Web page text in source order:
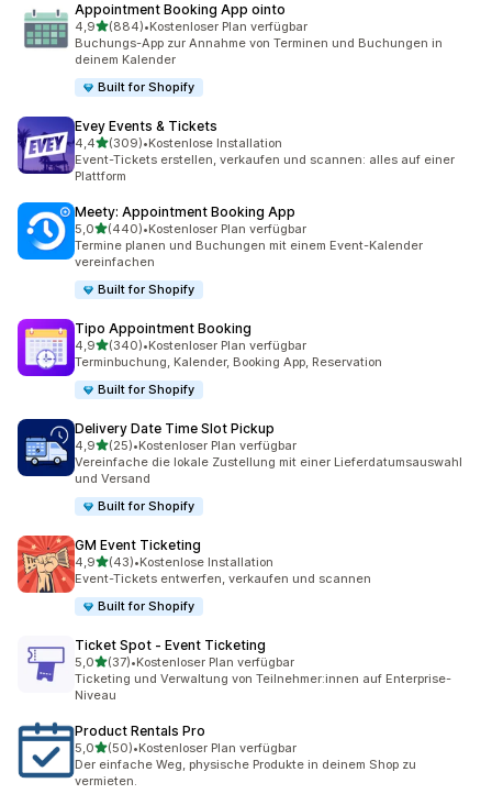
Appointment Booking App ointo
4,9von 5 Sternen
(884)
884 Rezensionen insgesamt
•Kostenloser Plan verfügbar
Buchungs-App zur Annahme von Terminen und Buchungen in
deinem Kalender
Built for Shopify
Evey Events & Tickets
4,4von 5 Sternen
(309)
309 Rezensionen insgesamt
•Kostenlose Installation
Event-Tickets erstellen, verkaufen und scannen: alles auf einer
Plattform
Meety: Appointment Booking App
5,0von 5 Sternen
(440)
440 Rezensionen insgesamt
•Kostenloser Plan verfügbar
Termine planen und Buchungen mit einem Event-Kalender
vereinfachen
Built for Shopify
Tipo Appointment Booking
4,9von 5 Sternen
(340)
340 Rezensionen insgesamt
•Kostenloser Plan verfügbar
Terminbuchung, Kalender, Booking App, Reservation
Built for Shopify
Delivery Date Time Slot Pickup
4,9von 5 Sternen
(25)
25 Rezensionen insgesamt
•Kostenloser Plan verfügbar
Vereinfache die lokale Zustellung mit einer Lieferdatumsauswahl
und Versand
Built for Shopify
GM Event Ticketing
4,9von 5 Sternen
(43)
43 Rezensionen insgesamt
•Kostenlose Installation
Event-Tickets entwerfen, verkaufen und scannen
Built for Shopify
Ticket Spot ‑ Event Ticketing
5,0von 5 Sternen
(37)
37 Rezensionen insgesamt
•Kostenloser Plan verfügbar
Ticketing und Verwaltung von Teilnehmer:innen auf Enterprise-
Niveau
Product Rentals Pro
5,0von 5 Sternen
(50)
50 Rezensionen insgesamt
•Kostenloser Plan verfügbar
Der einfache Weg, physische Produkte in deinem Shop zu
vermieten.